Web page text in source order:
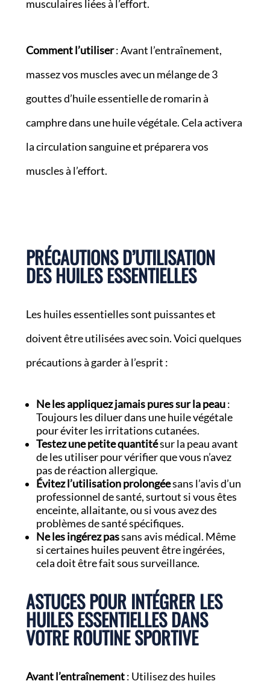
musculaires liées à l’effort.
Comment l’utiliser: Avant l’entraînement,
massez vos muscles avec un mélange de 3
gouttes d’huile essentielle de romarin à
camphre dans une huile végétale. Cela activera
la circulation sanguine et préparera vos
muscles à l’effort.
PRÉCAUTIONS D’UTILISATION
DES HUILES ESSENTIELLES
Les huiles essentielles sont puissantes et
doivent être utilisées avec soin. Voici quelques
précautions à garder à l’esprit :
Ne les appliquez jamais pures sur la peau:
Toujours les diluer dans une huile végétale
pour éviter les irritations cutanées.
Testez une petite quantitésur la peau avant
de les utiliser pour vérifier que vous n’avez
pas de réaction allergique.
Évitez l’utilisation prolongéesans l’avis d’un
professionnel de santé, surtout si vous êtes
enceinte, allaitante, ou si vous avez des
problèmes de santé spécifiques.
Ne les ingérez passans avis médical. Même
si certaines huiles peuvent être ingérées,
cela doit être fait sous surveillance.
ASTUCES POUR INTÉGRER LES
HUILES ESSENTIELLES DANS
VOTRE ROUTINE SPORTIVE
Avant l’entraînement: Utilisez des huiles